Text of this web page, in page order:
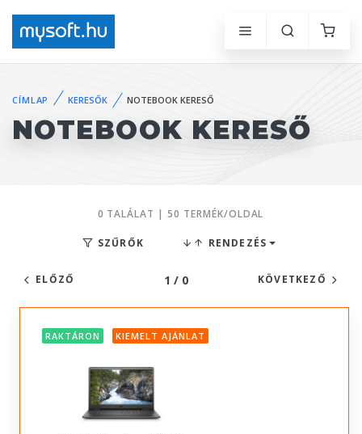
CÍMLAP KERESŐK NOTEBOOK KERESŐ
NOTEBOOK KERESŐ
0 TALÁLAT | 50 TERMÉK/OLDAL
SZŰRŐK RENDEZÉS
ELŐZŐ 1 / 0 KÖVETKEZŐ
RAKTÁRON KIEMELT AJÁNLAT